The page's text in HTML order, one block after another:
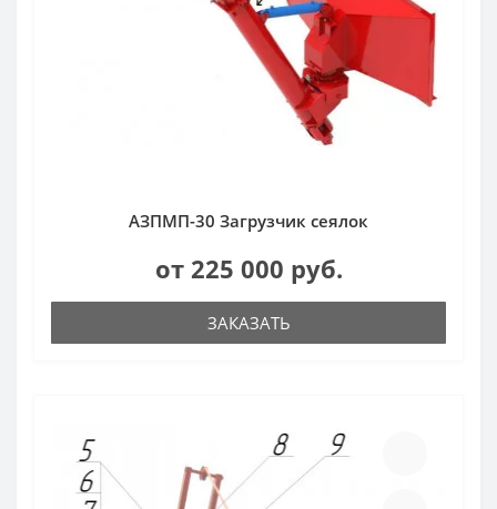
АЗПМП-30 Загрузчик сеялок
от 225 000 руб.
ЗАКАЗАТЬ